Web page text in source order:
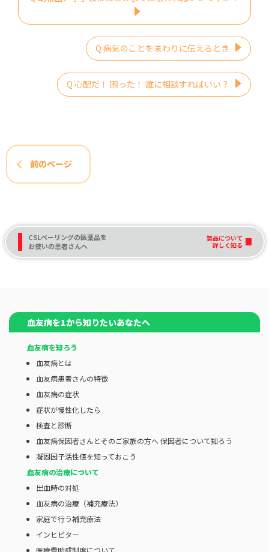
Q 病気のことをまわりに伝えるとき
Q 心配だ！ 困った！ 誰に相談すればいい？
前のページ
CSLベーリングの医薬品を
お使いの患者さんへ
製品について
詳しく知る
血友病を1から知りたいあなたへ
血友病を知ろう
血友病とは
血友病患者さんの特徴
血友病の症状
症状が慢性化したら
検査と診断
血友病保因者さんとそのご家族の方へ 保因者について知ろう
凝固因子活性値を知っておこう
血友病の治療について
出血時の対処
血友病の治療（補充療法）
家庭で行う補充療法
インヒビター